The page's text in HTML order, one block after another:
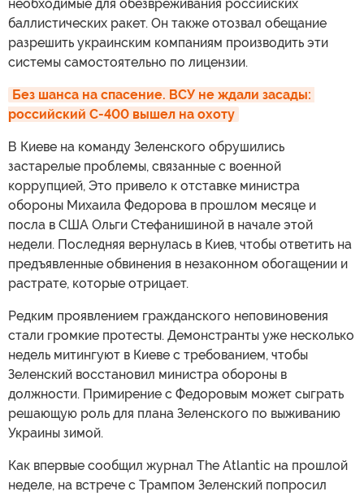
необходимые для обезвреживания российских
баллистических ракет. Он также отозвал обещание
разрешить украинским компаниям производить эти
системы самостоятельно по лицензии.
Без шанса на спасение. ВСУ не ждали засады:
российский С-400 вышел на охоту
В Киеве на команду Зеленского обрушились
застарелые проблемы, связанные с военной
коррупцией, Это привело к отставке министра
обороны Михаила Федорова в прошлом месяце и
посла в США Ольги Стефанишиной в начале этой
недели. Последняя вернулась в Киев, чтобы ответить на
предъявленные обвинения в незаконном обогащении и
растрате, которые отрицает.
Редким проявлением гражданского неповиновения
стали громкие протесты. Демонстранты уже несколько
недель митингуют в Киеве с требованием, чтобы
Зеленский восстановил министра обороны в
должности. Примирение с Федоровым может сыграть
решающую роль для плана Зеленского по выживанию
Украины зимой.
Как впервые сообщил журнал The Atlantic на прошлой
неделе, на встрече с Трампом Зеленский попросил